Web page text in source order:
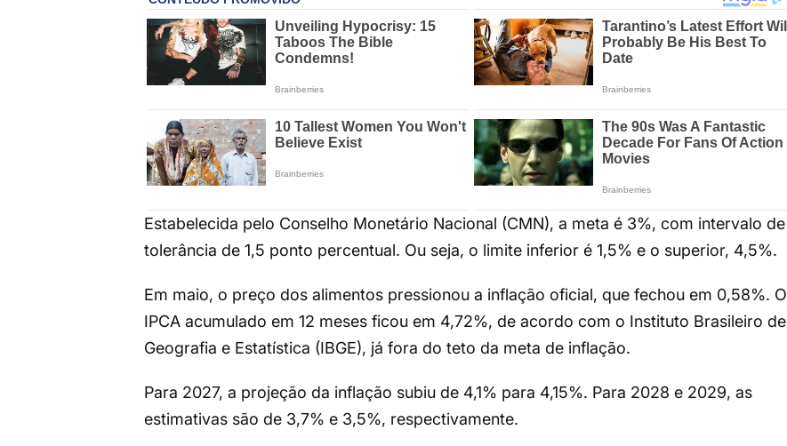
Estabelecida pelo Conselho Monetário Nacional (CMN), a meta é 3%, com intervalo de
tolerância de 1,5 ponto percentual. Ou seja, o limite inferior é 1,5% e o superior, 4,5%.
Em maio, o preço dos alimentos pressionou a inflação oficial, que fechou em 0,58%. O
IPCA acumulado em 12 meses ficou em 4,72%, de acordo com o Instituto Brasileiro de
Geografia e Estatística (IBGE), já fora do teto da meta de inflação.
Para 2027, a projeção da inflação subiu de 4,1% para 4,15%. Para 2028 e 2029, as
estimativas são de 3,7% e 3,5%, respectivamente.